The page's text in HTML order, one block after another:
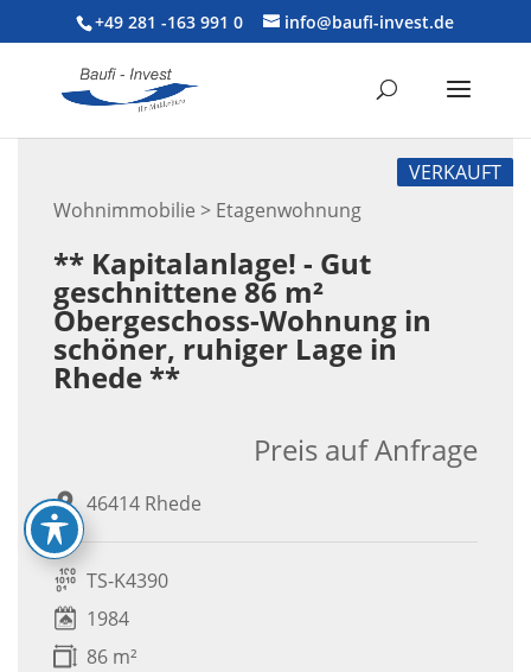
+49 281 -163 991 0 info@baufi-invest.de
Wohnimmobilie > Etagenwohnung
VERKAUFT
** Kapitalanlage! - Gut
geschnittene 86 m²
Obergeschoss-Wohnung in
schöner, ruhiger Lage in
Rhede **
46414 Rhede
Preis auf Anfrage
TS-K4390
1984
86 m²